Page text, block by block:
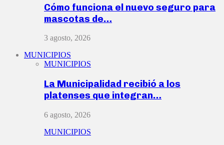
Cómo funciona el nuevo seguro para
mascotas de…
3 agosto, 2026
MUNICIPIOS
MUNICIPIOS
La Municipalidad recibió a los
platenses que integran…
6 agosto, 2026
MUNICIPIOS